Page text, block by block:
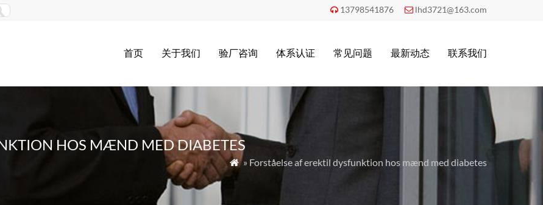
 13798541876  lhd3721@163.com
首页 关于我们 验厂咨询 体系认证 常见问题 最新动态 联系我们
HOS MÆND MED DIABETES
 » Forståelse af erektil dysfunktion hos mænd med diabetes